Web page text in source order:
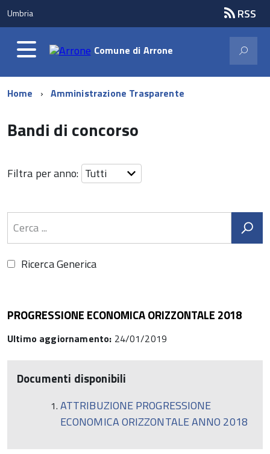
Umbria RSS
Comune di Arrone
Home Amministrazione Trasparente
Bandi di concorso
Filtra per anno:
Ricerca Generica
PROGRESSIONE ECONOMICA ORIZZONTALE 2018
Ultimo aggiornamento: 24/01/2019
Documenti disponibili
ATTRIBUZIONE PROGRESSIONE
ECONOMICA ORIZZONTALE ANNO 2018